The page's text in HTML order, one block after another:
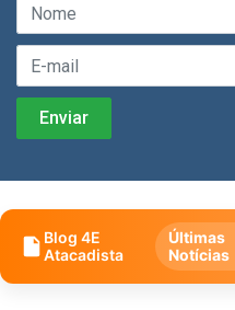
Blog 4E
Atacadista
Últimas
Notícias